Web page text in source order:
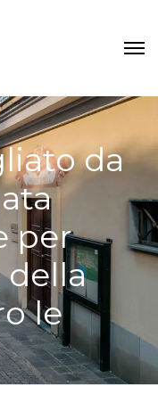
da
per
della
le